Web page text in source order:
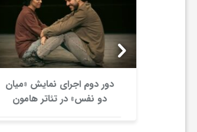
دور دوم اجرای نمایش «میان
دو نفس» در تئاتر هامون